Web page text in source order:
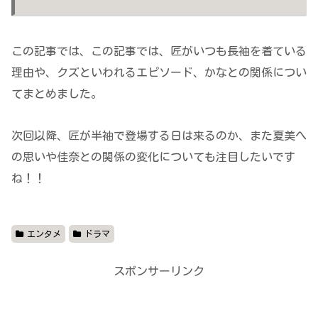
この記事では、この記事では、匠がいつも長袖を着ている
理由や、クズといわれるエピソード、かなとの関係につい
てまとめました。
次回以降、匠が半袖で登場する日は来るのか、また夏美へ
の思いや佳奈との関係の変化についても注目したいです
ね！！
エンタメ ドラマ
スポンサーリンク